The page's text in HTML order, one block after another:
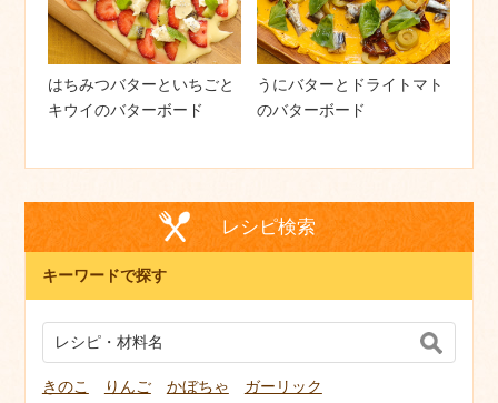
はちみつバターといちごと
キウイのバターボード
うにバターとドライトマト
のバターボード
レシピ検索
キーワードで探す
きのこ りんご かぼちゃ ガーリック